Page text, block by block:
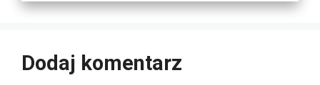
Dodaj komentarz